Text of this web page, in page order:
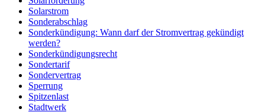
Solarstrom
Sonderabschlag
Sonderkündigung: Wann darf der Stromvertrag gekündigt
werden?
Sonderkündigungsrecht
Sondertarif
Sondervertrag
Sperrung
Spitzenlast
Stadtwerk